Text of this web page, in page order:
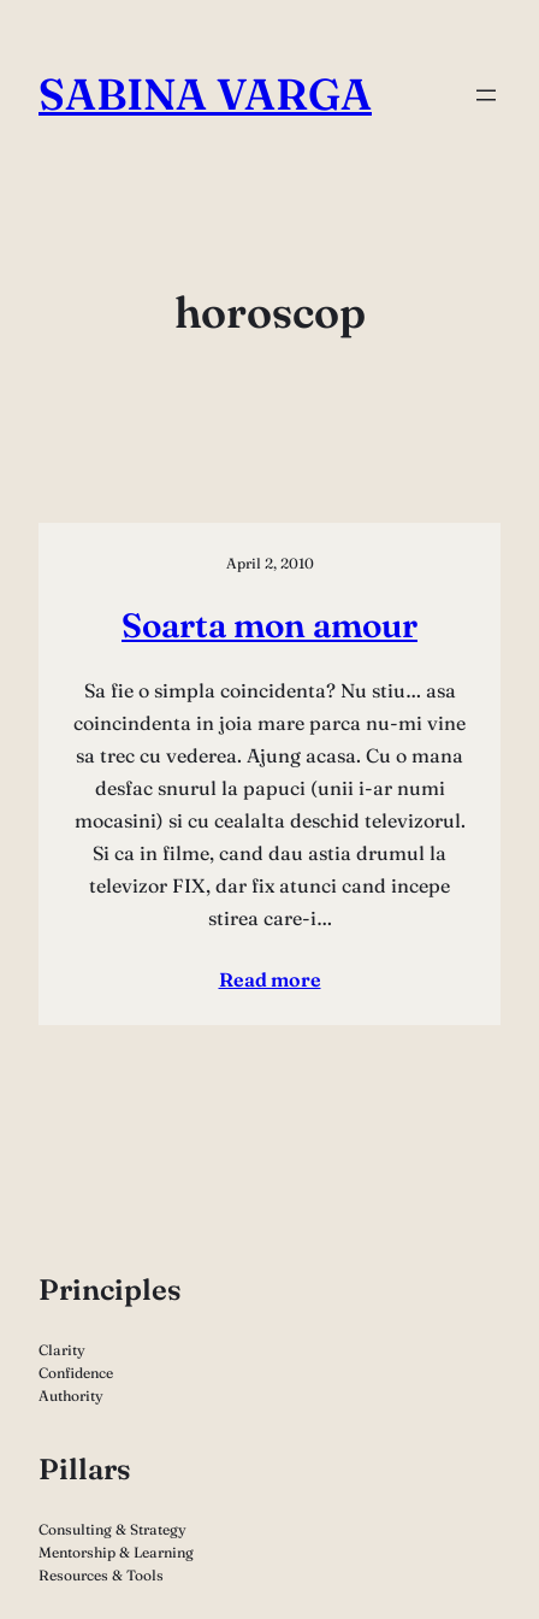
content
SABINA VARGA
horoscop
April 2, 2010
Soarta mon amour
Sa fie o simpla coincidenta? Nu stiu… asa
coincindenta in joia mare parca nu-mi vine
sa trec cu vederea. Ajung acasa. Cu o mana
desfac snurul la papuci (unii i-ar numi
mocasini) si cu cealalta deschid televizorul.
Si ca in filme, cand dau astia drumul la
televizor FIX, dar fix atunci cand incepe
stirea care-i…
Read more
Principles
Clarity
Confidence
Authority
Pillars
Consulting & Strategy
Mentorship & Learning
Resources & Tools